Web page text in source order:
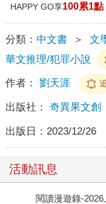
HAPPY GO享100累1點
分類： 中文書 ＞ 文
華文推理/犯罪小說
作者： 劉天涯
出版社： 奇異果文創
出版日： 2023/12/26
活動訊息
閱讀漫遊錄-2026上半